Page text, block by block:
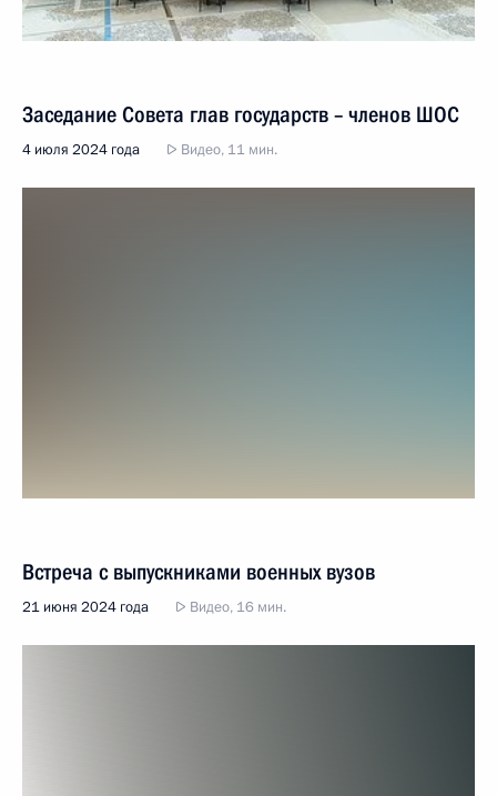
Заседание Совета глав государств – членов ШОС
4 июля 2024 года Видео, 11 мин.
Встреча с выпускниками военных вузов
21 июня 2024 года Видео, 16 мин.